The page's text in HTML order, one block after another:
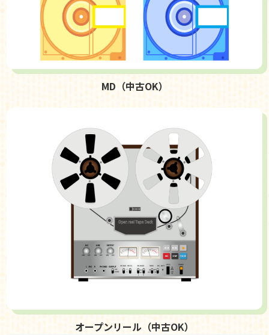
MD（中古OK）
オープンリール（中古OK）